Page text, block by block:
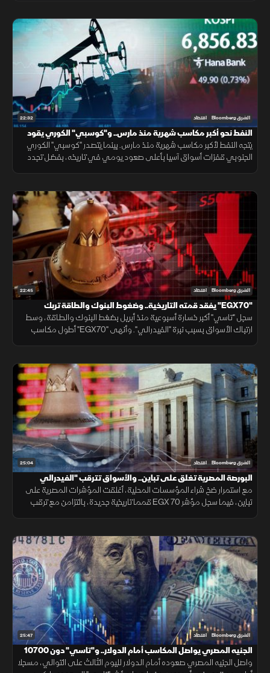
22:32 الشرق Bloomberg اقتصاد
النفط نحو أكبر مكاسب شهرية منذ مارس.. و"كوسبي" الكوري يقود
مكاسب آسيا
يتجه النفط لأكبر مكاسب شهرية منذ مارس. بينما يتصدر "كوسبي" الكوري
الجنوبي قفزات أسواق آسيا بأعلى صعود يومي في تاريخه، بفضل تجدد
22:45 الشرق Bloomberg اقتصاد
"EGX70" يفقد قمته التاريخية.. وضغوط البنوك والطاقة تربك
"تاسي"
سجل "تاسي" أكبر خسارة أسبوعية منذ أبريل بضغط البنوك والطاقة، وسط
ارتباك الأسواق بسبب نبرة "الفيدرالي". وأنهى "EGX70" أطول مكاسب
25:04 الشرق Bloomberg اقتصاد
البورصة المصرية تغلق على تباين.. والأسواق تترقب "الفيدرالي
مع استمرار ضخ شراء المؤسسات المحلية، أغلقت المؤشرات المصرية على
تباين، فيما سجل مؤشر EGX 70 قمما تاريخية جديدة، بالتزامن مع ترقب
25:47 الشرق Bloomberg اقتصاد
الجنيه المصري يواصل المكاسب أمام الدولار.. و"تاسي" دون 10700
نقطة
واصل الجنيه المصري صعوده أمام الدولار لليوم الثالث على التوالي، مسجلا